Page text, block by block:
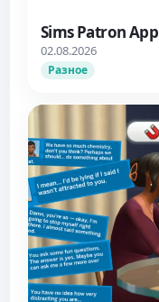
Sims Patron App
02.08.2026
Разное